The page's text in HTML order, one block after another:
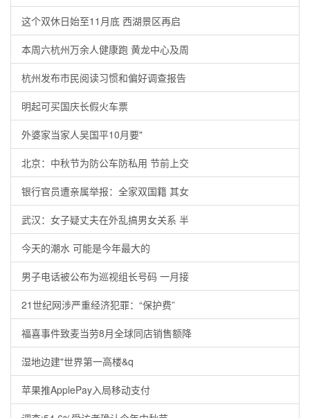
这个双休日始至11月底 西湖景区再启
本周六杭州万余人健康跑 黄龙中心及周
杭州发布市民阅读习惯和偏好调查报告
明起可买国庆长假火车票
外婆家当家人吴国平10月要"
北京：中秋节为防公车防私用 节前上交
银行官员遭亲属举报：全家双国籍 其女
武汉：女子疑丈夫在外乱搞男女关系 半
今天的潮水 可能是今年最大的
男子电话被公布为巡视组长号码 一月接
21世纪网涉严重经济犯罪：“保护费”
福喜事件致麦当劳8月全球同店销售额降
湿地边建"世界第一高楼&q
苹果推ApplePay入局移动支付